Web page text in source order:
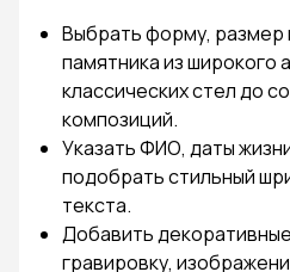
Выбрать форму, размер
памятника из широкого
классических стел до
композиций.
Указать ФИО, даты
подобрать стильный
текста.
Добавить
гравировку,